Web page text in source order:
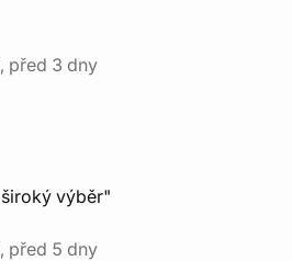
před 3 dny
výběr"
před 5 dny